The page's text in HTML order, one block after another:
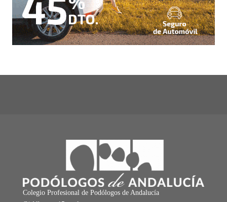
Colegio Profesional de Podólogos de Andalucía